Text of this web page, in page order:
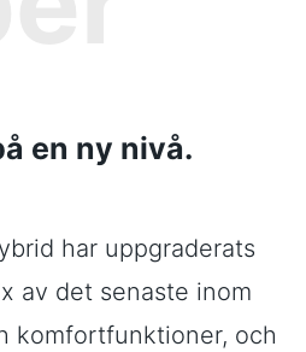
en ny nivå.
har uppgraderats
av det senaste inom
komfortfunktioner, och